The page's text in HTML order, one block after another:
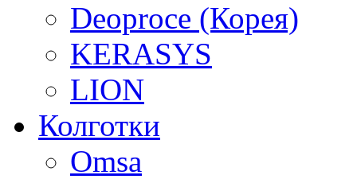
Deoproce (Корея)
KERASYS
LION
Колготки
Omsa